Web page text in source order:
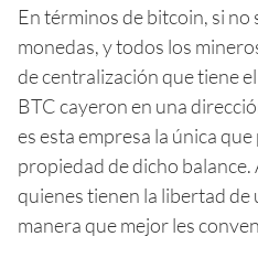
En términos de bitcoin, si no
monedas, y todos los
de centralización que tiene
BTC cayeron en una
es esta empresa la única
propiedad de dicho
quienes tienen la libertad de
manera que mejor les